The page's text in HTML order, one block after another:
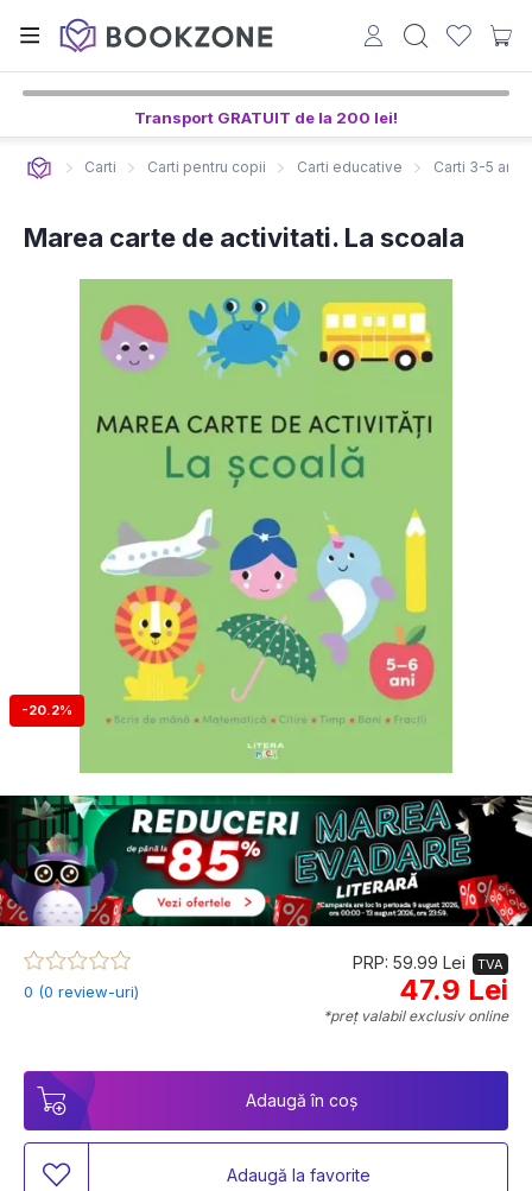
Transport GRATUIT de la 200 lei!
Carti Carti pentru copii Carti educative Carti 3-5 ani
Marea carte de activitati. La scoala
-20.2%
0 (0 review-uri)
PRP: 59.99 Lei TVA
47.9 Lei
*preț valabil exclusiv online
Adaugă în coș
Adaugă la favorite